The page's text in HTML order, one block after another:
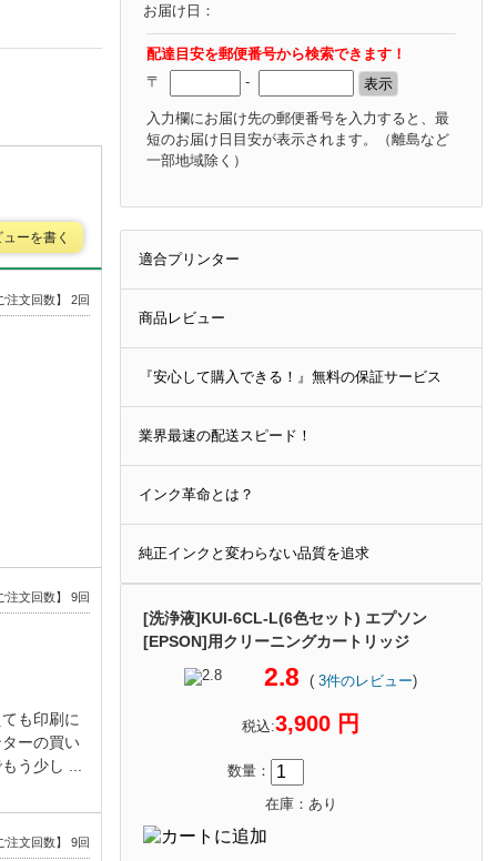
お届け日：
配達目安を郵便番号から検索できます！
〒
-
入力欄にお届け先の郵便番号を入力すると、最
短のお届け日目安が表示されます。
（離島など
一部地域除く）
適合プリンター
商品レビュー
『安心して購入できる！』無料の保証サービス
業界最速の配送スピード！
インク革命とは？
純正インクと変わらない品質を追求
[洗浄液]KUI-6CL-L(6色セット) エプソン
[EPSON]用クリーニングカートリッジ
2.8 ( 3件のレビュー)
税込:3,900 円
数量：
在庫：あり
ーを書く
注文回数】 2回
注文回数】 9回
も印刷に
ーの買い
う少し ...
注文回数】 9回